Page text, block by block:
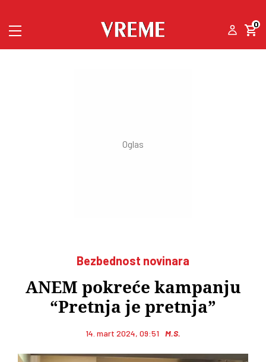
0
Bezbednost novinara
ANEM pokreće kampanju
“Pretnja je pretnja”
14. mart 2024, 09:51 M.S.